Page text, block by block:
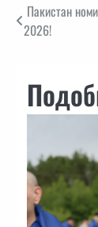
Навигация
Пакистан
2026!